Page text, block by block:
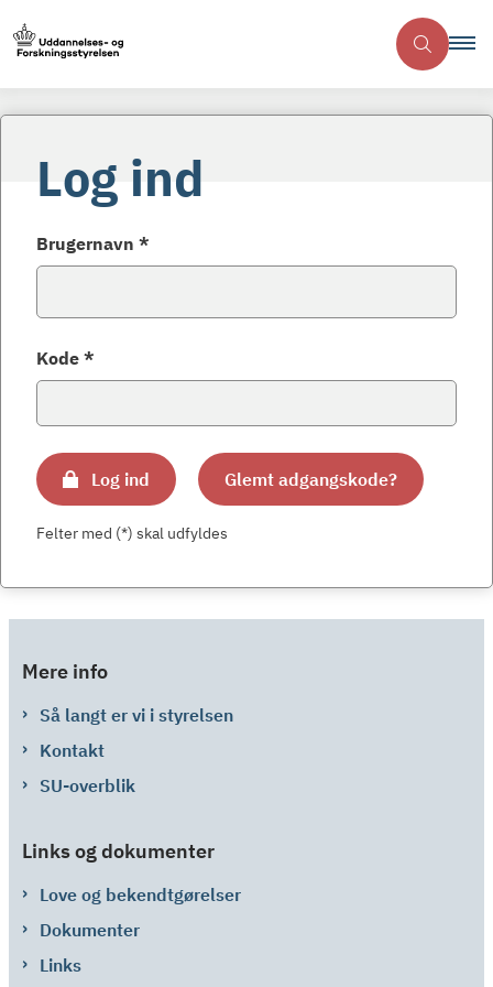
Log ind
Brugernavn *
Kode *
Log ind Glemt adgangskode?
Felter med (*) skal udfyldes
Mere info
Så langt er vi i styrelsen
Kontakt
SU-overblik
Links og dokumenter
Love og bekendtgørelser
Dokumenter
Links